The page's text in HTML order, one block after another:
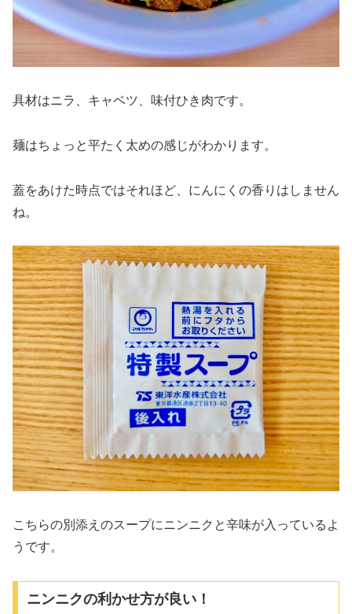
具材はニラ、キャベツ、味付ひき肉です。
麺はちょっと平たく太めの感じがわかります。
蓋をあけた時点ではそれほど、にんにくの香りはしません
ね。
こちらの別添えのスープにニンニクと辛味が入っているよ
うです。
ニンニクの利かせ方が良い！